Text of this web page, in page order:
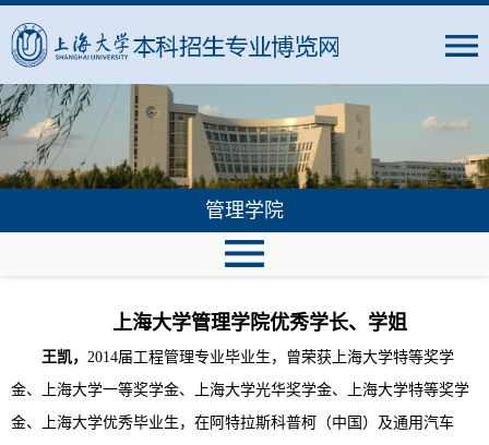
管理学院
上海大学管理学院优秀学长、学姐
王凯， 2014届工程管理专业毕业生，曾荣获上海大学特等奖学
金、上海大学一等奖学金、上海大学光华奖学金、上海大学特等奖学
金、上海大学优秀毕业生，在阿特拉斯科普柯（中国）及通用汽车